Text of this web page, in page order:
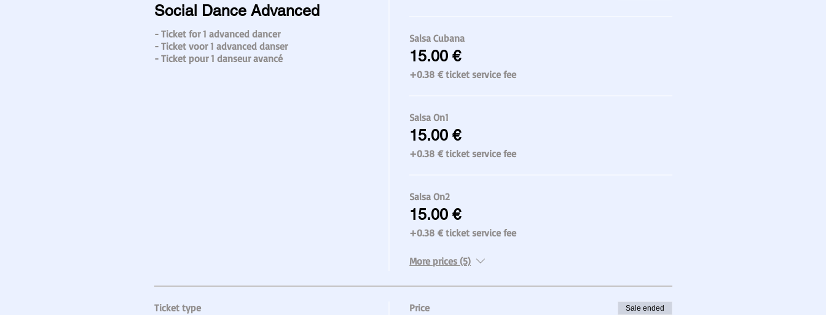
Social Dance Advanced
- Ticket for 1 advanced dancer
- Ticket voor 1 advanced danser
- Ticket pour 1 danseur avancé
Salsa Cubana
15.00 €
+0.38 € ticket service fee
Salsa On1
15.00 €
+0.38 € ticket service fee
Salsa On2
15.00 €
+0.38 € ticket service fee
More prices (5)
Ticket type Price Sale ended